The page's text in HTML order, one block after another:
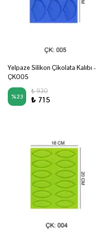
Yelpaze Silikon Çikolata Kalıbı -
ÇK005
%23
₺ 930
₺ 715